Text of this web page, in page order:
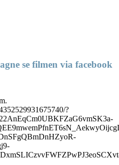
se filmen via facebook
?